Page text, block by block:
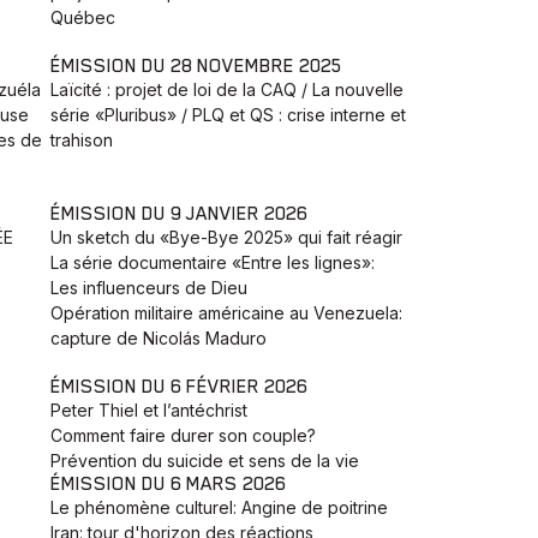
Québec
de
ÉMISSION DU 28 NOVEMBRE 2025
Laïcité : projet de loi de la CAQ / La nouvelle
série «Pluribus» / PLQ et QS : crise interne et
trahison
ÉMISSION DU 9 JANVIER 2026
Un sketch du «Bye-Bye 2025» qui fait réagir
La série documentaire «Entre les lignes»:
Les influenceurs de Dieu
Opération militaire américaine au Venezuela:
capture de Nicolás Maduro
ÉMISSION DU 6 FÉVRIER 2026
Peter Thiel et l’antéchrist
Comment faire durer son couple?
Prévention du suicide et sens de la vie
ÉMISSION DU 6 MARS 2026
Le phénomène culturel: Angine de poitrine
Iran: tour d'horizon des réactions